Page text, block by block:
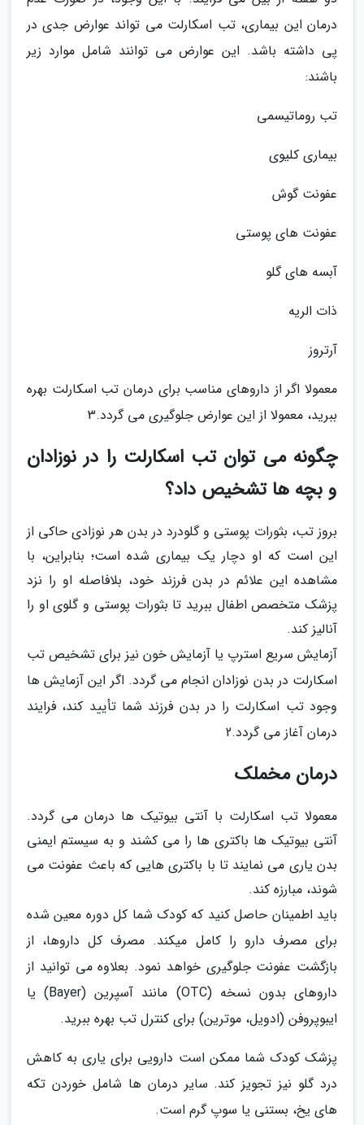
درمان این بیماری، تب اسکارلت می تواند عوارض جدی در
پی داشته باشد. این عوارض می توانند شامل موارد زیر
باشند:
تب روماتیسمی
بیماری کلیوی
عفونت گوش
عفونت های پوستی
آبسه های گلو
ذات الریه
آرتروز
معمولا اگر از داروهای مناسب برای درمان تب اسکارلت بهره
ببرید، معمولا از این عوارض جلوگیری می گردد.3
چگونه می توان تب اسکارلت را در نوزادان
و بچه ها تشخیص داد؟
بروز تب، بثورات پوستی و گلودرد در بدن هر نوزادی حاکی از
این است که او دچار یک بیماری شده است؛ بنابراین، با
مشاهده این علائم در بدن فرزند خود، بلافاصله او را نزد
پزشک متخصص اطفال ببرید تا بثورات پوستی و گلوی او را
آنالیز کند.
آزمایش سریع استرپ یا آزمایش خون نیز برای تشخیص تب
اسکارلت در بدن نوزادان انجام می گردد. اگر این آزمایش ها
وجود تب اسکارلت را در بدن فرزند شما تأیید کند، فرایند
درمان آغاز می گردد.2
درمان مخملک
معمولا تب اسکارلت با آنتی بیوتیک ها درمان می گردد.
آنتی بیوتیک ها باکتری ها را می کشند و به سیستم ایمنی
بدن یاری می نمایند تا با باکتری هایی که باعث عفونت می
شوند، مبارزه کند.
باید اطمینان حاصل کنید که کودک شما کل دوره معین شده
برای مصرف دارو را کامل میکند. مصرف کل داروها، از
بازگشت عفونت جلوگیری خواهد نمود. بعلاوه می توانید از
داروهای بدون نسخه (OTC) مانند آسپرین (Bayer) یا
ایبوپروفن (ادویل، موترین) برای کنترل تب بهره ببرید.
پزشک کودک شما ممکن است دارویی برای یاری به کاهش
درد گلو نیز تجویز کند. سایر درمان ها شامل خوردن تکه
های یخ، بستنی یا سوپ گرم است.